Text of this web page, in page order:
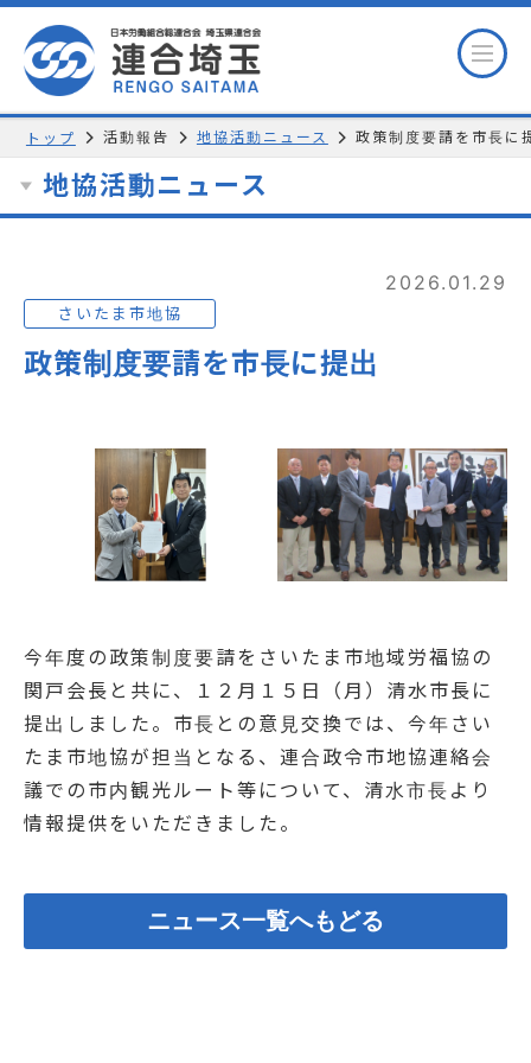
トップ 活動報告 地協活動ニュース 政策制度要請を市長に
地協活動ニュース
2026.01.29
さいたま市地協
政策制度要請を市長に提出
今年度の政策制度要請をさいたま市地域労福協の
関戸会長と共に、１２月１５日（月）清水市長に
提出しました。市長との意見交換では、今年さい
たま市地協が担当となる、連合政令市地協連絡会
議での市内観光ルート等について、清水市長より
情報提供をいただきました。
ニュース一覧へもどる